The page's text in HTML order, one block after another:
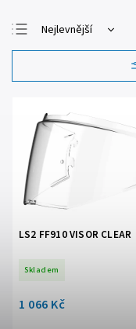
Nejlevnější
Nejdražší
Nejprodávanější
LS2 FF910 VISOR CLEAR
Skladem
1 066 Kč